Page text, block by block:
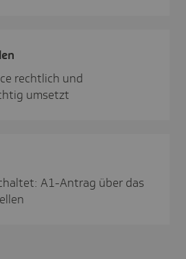
rechtlich und
umsetzt
A1-Antrag über das